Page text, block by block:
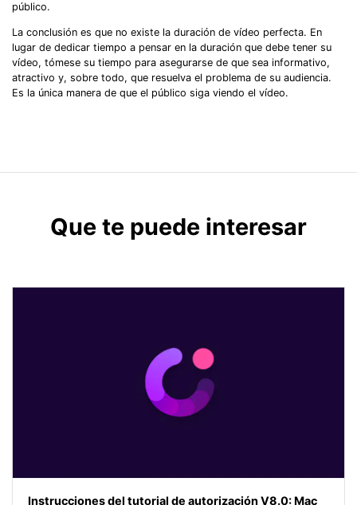
público.
La conclusión es que no existe la duración de vídeo perfecta. En
lugar de dedicar tiempo a pensar en la duración que debe tener su
vídeo, tómese su tiempo para asegurarse de que sea informativo,
atractivo y, sobre todo, que resuelva el problema de su audiencia.
Es la única manera de que el público siga viendo el vídeo.
Que te puede interesar
Instrucciones del tutorial de autorización V8.0: Mac